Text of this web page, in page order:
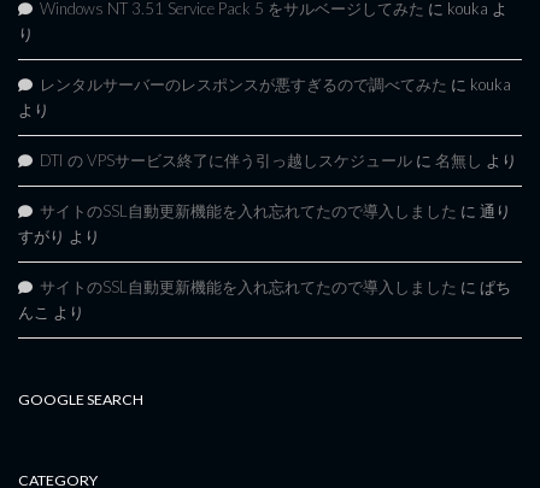
Windows NT 3.51 Service Pack 5 をサルベージしてみた に kouka よ
り
レンタルサーバーのレスポンスが悪すぎるので調べてみた に kouka
より
DTI の VPSサービス終了に伴う引っ越しスケジュール に 名無し より
サイトのSSL自動更新機能を入れ忘れてたので導入しました に 通り
すがり より
サイトのSSL自動更新機能を入れ忘れてたので導入しました に ぱち
んこ より
GOOGLE SEARCH
CATEGORY